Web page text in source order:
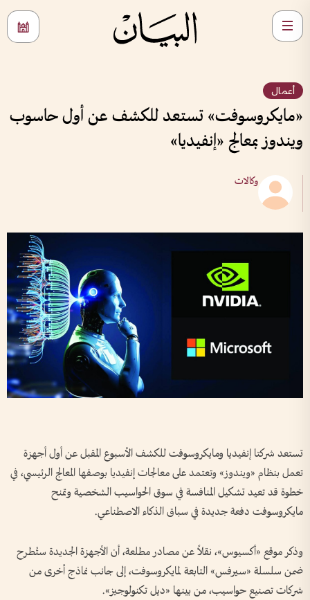
أعمال
«مايكروسوفت» تستعد للكشف عن أول حاسوب
ويندوز بمعالج «إنفيديا»
وكالات
تستعد شركتا إنفيديا ومايكروسوفت للكشف الأسبوع المقبل عن أول أجهزة
تعمل بنظام «ويندوز» وتعتمد على معالجات إنفيديا بوصفها المعالج الرئيسي، في
خطوة قد تعيد تشكيل المنافسة في سوق الحواسيب الشخصية وتمنح
مايكروسوفت دفعة جديدة في سباق الذكاء الاصطناعي.
وذكر موقع «أكسيوس»، نقلاً عن مصادر مطلعة، أن الأجهزة الجديدة ستُطرح
ضمن سلسلة «سيرفس» التابعة لمايكروسوفت، إلى جانب نماذج أخرى من
شركات تصنيع حواسيب، من بينها «ديل تكنولوجيز».